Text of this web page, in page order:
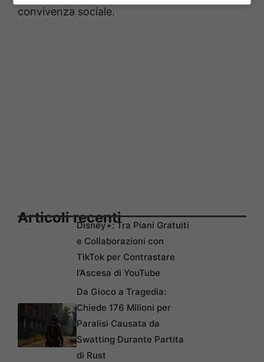
convivenza sociale.
Articoli recentiDisney+: Tra Piani Gratuiti
e Collaborazioni con
TikTok per Contrastare
l’Ascesa di YouTube
Da Gioco a Tragedia:
Chiede 176 Milioni per
Paralisi Causata da
Swatting Durante Partita
di Rust